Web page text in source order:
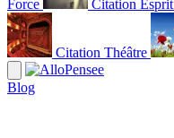
Force Citation Esprit
Citation Théâtre
Blog